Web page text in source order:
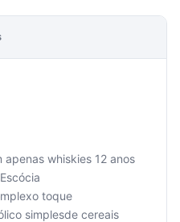
apenas whiskies 12 anos
toque
simplesde cereais